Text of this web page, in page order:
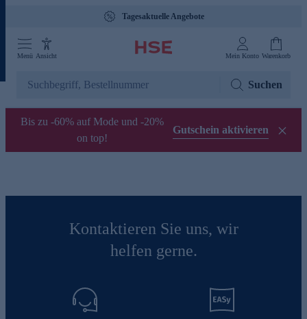
Tagesaktuelle Angebote
Menü Ansicht Mein Konto Warenkorb
Suchen
Bis zu -60% auf Mode und -20%
on top!
Gutschein aktivieren
Kontaktieren Sie uns, wir
helfen gerne.